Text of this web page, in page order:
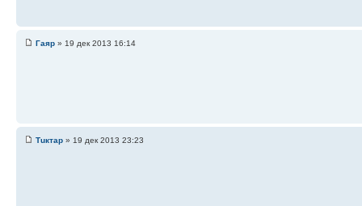
Гаяр » 19 дек 2013 16:14
Тuктар » 19 дек 2013 23:23